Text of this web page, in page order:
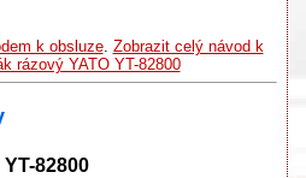
k obsluze. Zobrazit celý návod k
rázový YATO YT-82800
82800